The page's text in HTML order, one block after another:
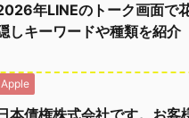
年LINEのトーク画面で
しキーワードや種類を紹介
Apple
本債権株式会社です。お客